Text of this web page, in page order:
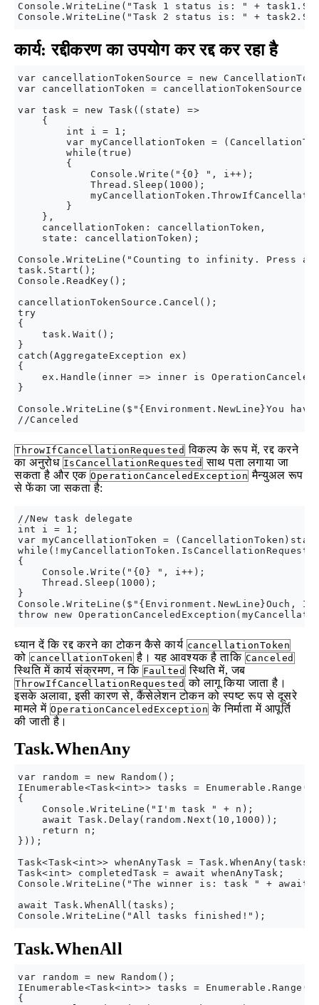
Console.WriteLine("Task 1 status is: " +
कार्य: रद्दीकरण का उपयोग कर रद्द कर रहा है
var cancellationTokenSource = new
var cancellationToken =
var task = new Task((state) =>
    {
        int i = 1;
var myCancellationToken =
        while(true)
        {
            Console.Write("{0} ", i++);
            Thread.Sleep(1000);
        }
    },
    cancellationToken: cancellationToken,
    state: cancellationToken);
Console.WriteLine("Counting to infinity. Press
task.Start();
Console.ReadKey();
cancellationTokenSource.Cancel();
try
{
    task.Wait();
}
catch(AggregateException ex)
{
ex.Handle(inner => inner is
}
Console.WriteLine($"{Environment.NewLine}You
ThrowIfCancellationRequested विकल्प के रूप में, रद्द करने
का अनुरोध IsCancellationRequested साथ पता लगाया जा
सकता है और एक OperationCanceledException मैन्युअल रूप
से फेंका जा सकता है:
//New task delegate
int i = 1;
var myCancellationToken =
{
    Console.Write("{0} ", i++);
    Thread.Sleep(1000);
}
Console.WriteLine($"{Environment.NewLine}Ouch,
ध्यान दें कि रद्द करने का टोकन कैसे कार्य cancellationToken
को cancellationToken है। यह आवश्यक है ताकि Canceled
स्थिति में कार्य संक्रमण, न कि Faulted स्थिति में, जब
ThrowIfCancellationRequested को लागू किया जाता है।
इसके अलावा, इसी कारण से, कैंसेलेशन टोकन को स्पष्ट रूप से दूसरे
मामले में OperationCanceledException के निर्माता में आपूर्ति
की जाती है।
Task.WhenAny
var random = new Random();
IEnumerable<Task<int>> tasks =
{
    Console.WriteLine("I'm task " + n);
    await Task.Delay(random.Next(10,1000));
    return n;
}));
Task<Task<int>> whenAnyTask =
Task<int> completedTask = await whenAnyTask;
Console.WriteLine("The winner is: task " + await
await Task.WhenAll(tasks);
Task.WhenAll
var random = new Random();
IEnumerable<Task<int>> tasks =
{